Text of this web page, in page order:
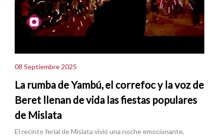
08 Septiembre 2025
La rumba de Yambú, el correfoc y la voz de
Beret llenan de vida las fiestas populares
de Mislata
El recinto ferial de Mislata vivió una noche emocionante,